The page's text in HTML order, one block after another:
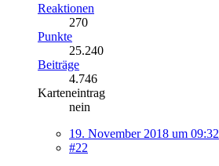
Reaktionen
270
Punkte
25.240
Beiträge
4.746
Karteneintrag
nein
19. November 2018 um 09:32
#22